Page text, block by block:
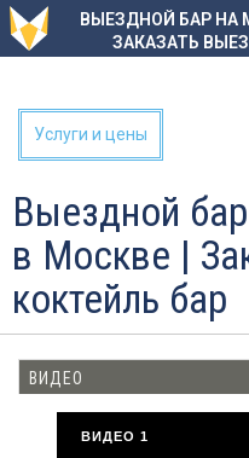
ВЫЕЗДНОЙ БАР НА
ЗАКАЗАТЬ
Услуги и цены
Выездной
в Москве |
коктейль бар
ВИДЕО
ВИДЕО 1